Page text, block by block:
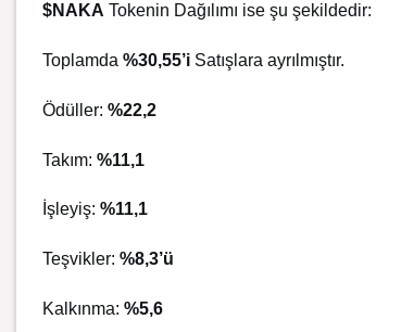
$NAKA Tokenin Dağılımı ise şu şekildedir:
Toplamda %30,55’i Satışlara ayrılmıştır.
Ödüller: %22,2
Takım: %11,1
İşleyiş: %11,1
Teşvikler: %8,3’ü
Kalkınma: %5,6